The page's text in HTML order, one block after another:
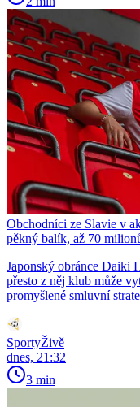
Obchodníci ze Slavie v
pěkný balík, až 70
Japonský obránce Daiki
přesto z něj klub může
promyšlené smluvní
SportyŽivě
dnes, 21:32
3 min